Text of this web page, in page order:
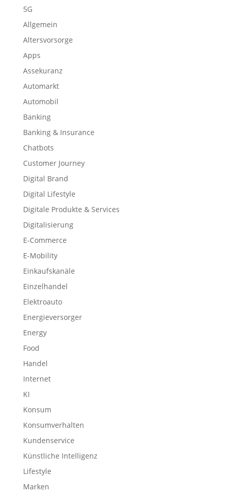
5G
Allgemein
Altersvorsorge
Apps
Assekuranz
Automarkt
Automobil
Banking
Banking & Insurance
Chatbots
Customer Journey
Digital Brand
Digital Lifestyle
Digitale Produkte & Services
Digitalisierung
E-Commerce
E-Mobility
Einkaufskanäle
Einzelhandel
Elektroauto
Energieversorger
Energy
Food
Handel
Internet
KI
Konsum
Konsumverhalten
Kundenservice
Künstliche Intelligenz
Lifestyle
Marken